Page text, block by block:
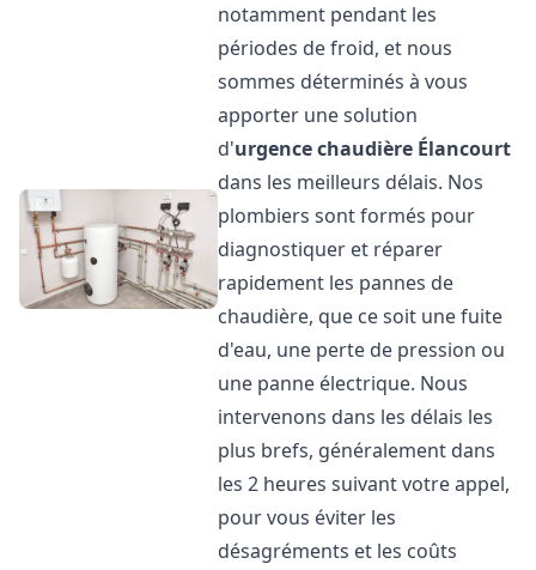
notamment pendant les
périodes de froid, et nous
sommes déterminés à vous
apporter une solution
d'urgence chaudière Élancourt
dans les meilleurs délais. Nos
plombiers sont formés pour
diagnostiquer et réparer
rapidement les pannes de
chaudière, que ce soit une fuite
d'eau, une perte de pression ou
une panne électrique. Nous
intervenons dans les délais les
plus brefs, généralement dans
les 2 heures suivant votre appel,
pour vous éviter les
désagréments et les coûts